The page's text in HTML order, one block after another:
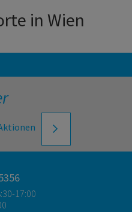
in Wien
17:00